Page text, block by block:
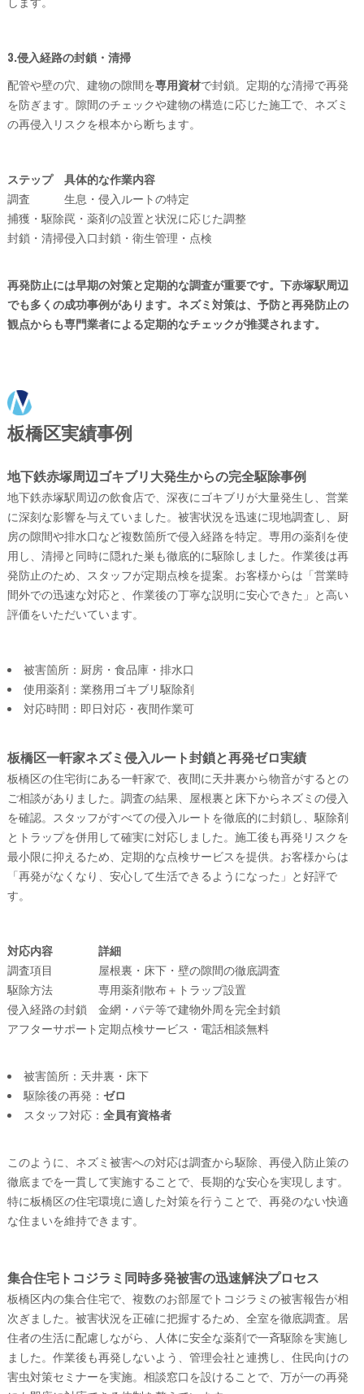
3.侵入経路の封鎖・清掃
配管や壁の穴、建物の隙間を専用資材で封鎖。定期的な清掃で再発
を防ぎます。隙間のチェックや建物の構造に応じた施工で、ネズミ
の再侵入リスクを根本から断ちます。
ステップ
具体的な作業内容
調査
生息・侵入ルートの特定
捕獲・駆除罠・薬剤の設置と状況に応じた調整
封鎖・清掃侵入口封鎖・衛生管理・点検
再発防止には早期の対策と定期的な調査が重要です。下赤塚駅周辺
でも多くの成功事例があります。ネズミ対策は、予防と再発防止の
観点からも専門業者による定期的なチェックが推奨されます。
板橋区実績事例
地下鉄赤塚周辺ゴキブリ大発生からの完全駆除事例
地下鉄赤塚駅周辺の飲食店で、深夜にゴキブリが大量発生し、営業
に深刻な影響を与えていました。被害状況を迅速に現地調査し、厨
房の隙間や排水口など複数箇所で侵入経路を特定。専用の薬剤を使
用し、清掃と同時に隠れた巣も徹底的に駆除しました。作業後は再
発防止のため、スタッフが定期点検を提案。お客様からは「営業時
間外での迅速な対応と、作業後の丁寧な説明に安心できた」と高い
評価をいただいています。
被害箇所：厨房・食品庫・排水口
使用薬剤：業務用ゴキブリ駆除剤
対応時間：即日対応・夜間作業可
板橋区一軒家ネズミ侵入ルート封鎖と再発ゼロ実績
板橋区の住宅街にある一軒家で、夜間に天井裏から物音がするとの
ご相談がありました。調査の結果、屋根裏と床下からネズミの侵入
を確認。スタッフがすべての侵入ルートを徹底的に封鎖し、駆除剤
とトラップを併用して確実に対応しました。施工後も再発リスクを
最小限に抑えるため、定期的な点検サービスを提供。お客様からは
「再発がなくなり、安心して生活できるようになった」と好評で
す。
対応内容
詳細
調査項目
屋根裏・床下・壁の隙間の徹底調査
駆除方法
専用薬剤散布＋トラップ設置
侵入経路の封鎖
金網・パテ等で建物外周を完全封鎖
アフターサポート 定期点検サービス・電話相談無料
被害箇所：天井裏・床下
駆除後の再発： ゼロ
スタッフ対応： 全員有資格者
このように、ネズミ被害への対応は調査から駆除、再侵入防止策の
徹底までを一貫して実施することで、長期的な安心を実現します。
特に板橋区の住宅環境に適した対策を行うことで、再発のない快適
な住まいを維持できます。
集合住宅トコジラミ同時多発被害の迅速解決プロセス
板橋区内の集合住宅で、複数のお部屋でトコジラミの被害報告が相
次ぎました。被害状況を正確に把握するため、全室を徹底調査。居
住者の生活に配慮しながら、人体に安全な薬剤で一斉駆除を実施し
ました。作業後も再発しないよう、管理会社と連携し、住民向けの
害虫対策セミナーを実施。相談窓口を設けることで、万が一の再発